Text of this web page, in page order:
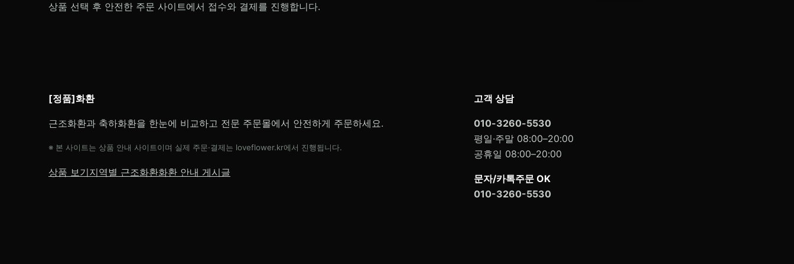
상품 선택 후 안전한 주문 사이트에서 접수와 결제를 진행합니다.
[정품]화환
근조화환과 축하화환을 한눈에 비교하고 전문 주문몰에서 안전하게 주문하세요.
※ 본 사이트는 상품 안내 사이트이며 실제 주문·결제는 loveflower.kr에서 진행됩니다.
상품 보기지역별 근조화환화환 안내 게시글
고객 상담
010-3260-5530
평일·주말 08:00–20:00
공휴일 08:00–20:00
문자/카톡주문 OK
010-3260-5530